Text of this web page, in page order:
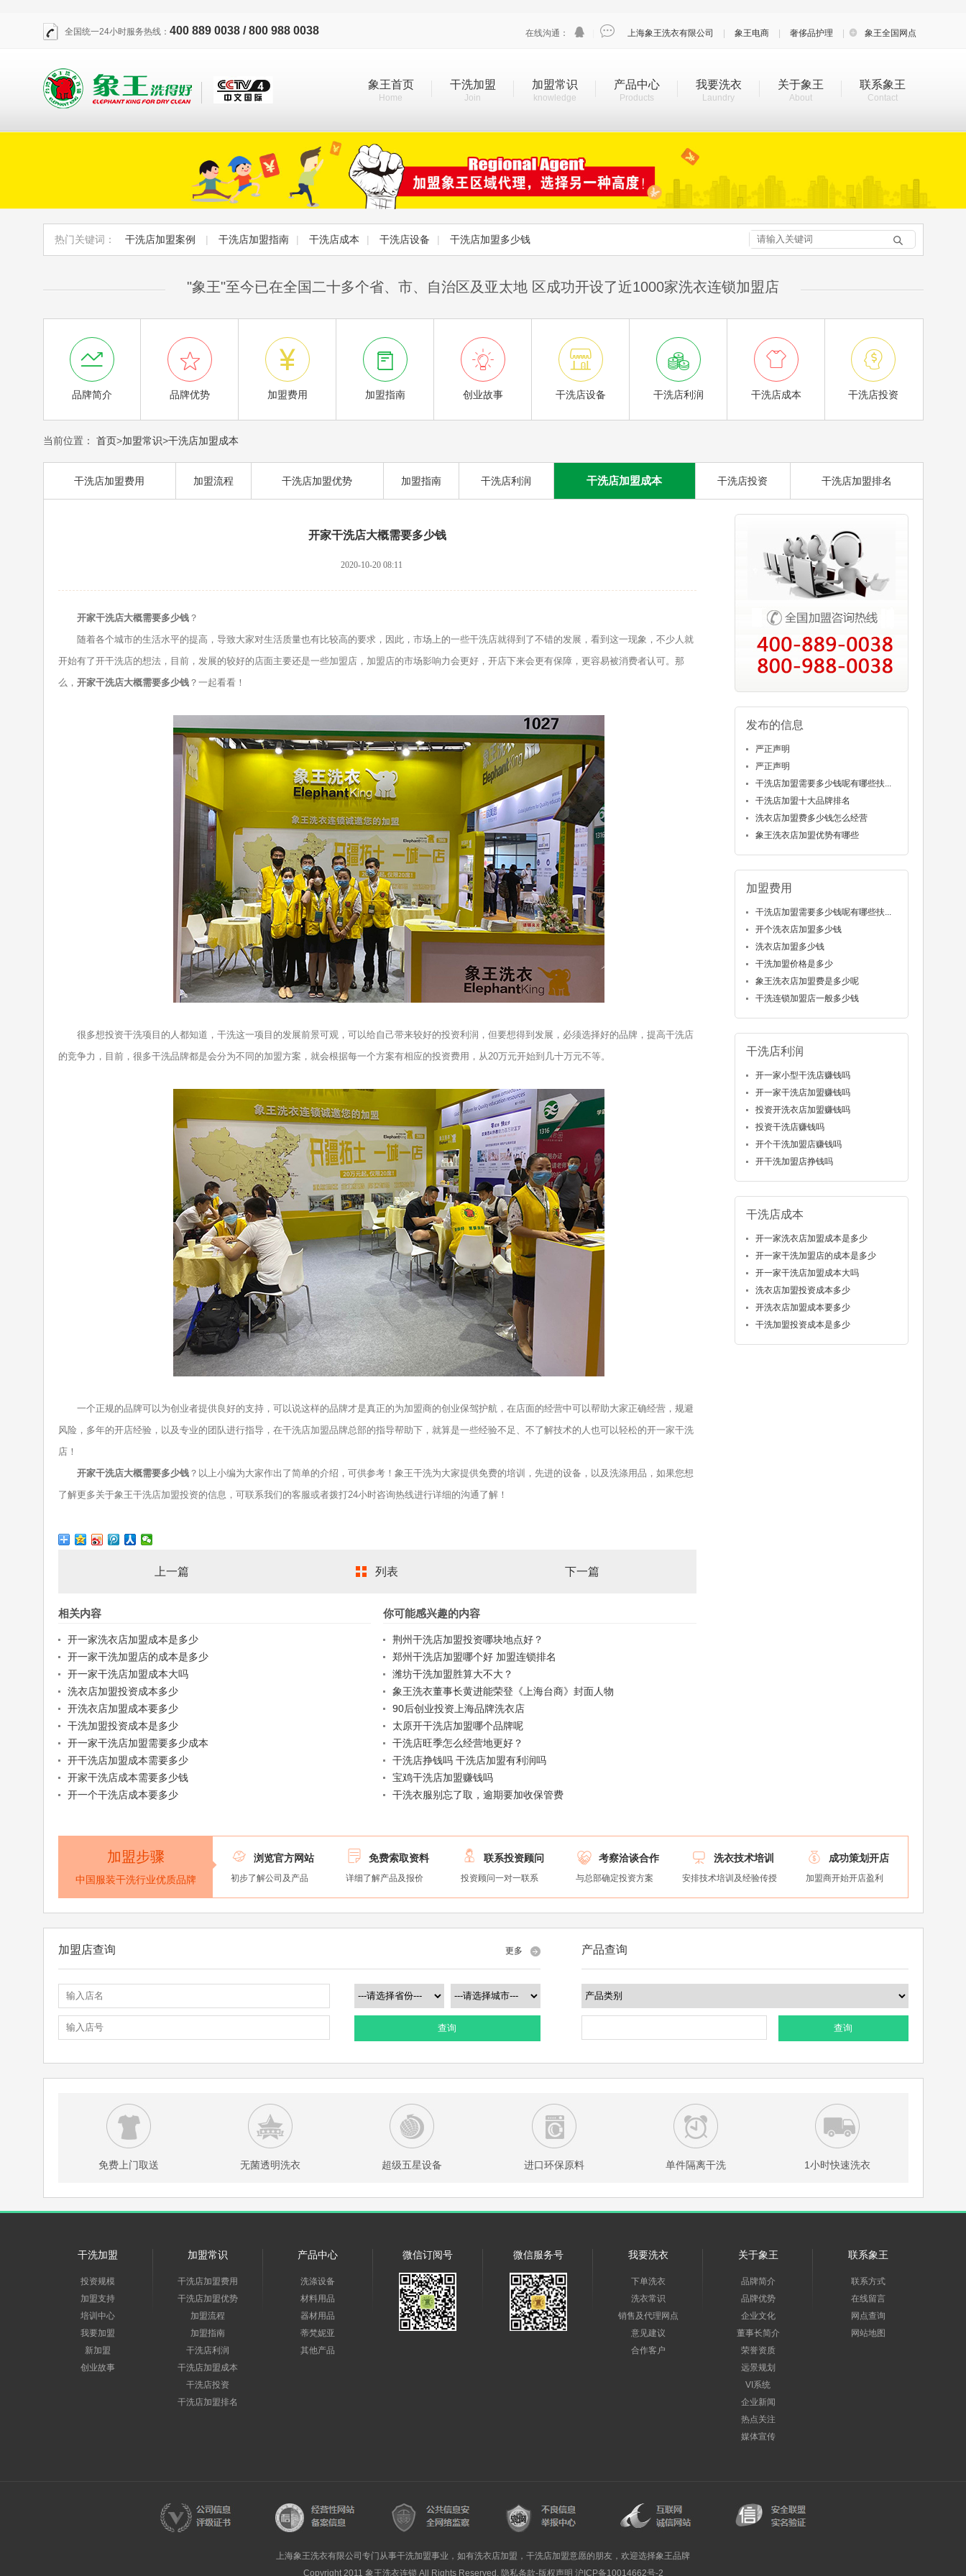
全国统一24小时服务热线： 400 889 0038 / 800 988 0038 在线沟通：   上海象王洗衣有限公司 象王电商 奢侈品护理  象王全国网点
象王首页
Home
干洗加盟
Join
加盟常识
knowledge
产品中心
Products
我要洗衣
Laundry
关于象王
About
联系象王
Contact
热门关键词： 干洗店加盟案例 | 干洗店加盟指南 | 干洗店成本 | 干洗店设备 | 干洗店加盟多少钱 
"象王"至今已在全国二十多个省、市、自治区及亚太地 区成功开设了近1000家洗衣连锁加盟店

品牌简介

品牌优势

加盟费用

加盟指南

创业故事

干洗店设备

干洗店利润

干洗店成本

干洗店投资
当前位置： 首页>加盟常识>干洗店加盟成本
干洗店加盟费用 加盟流程 干洗店加盟优势 加盟指南 干洗店利润 干洗店加盟成本 干洗店投资 干洗店加盟排名
开家干洗店大概需要多少钱
2020-10-20 08:11
开家干洗店大概需要多少钱？
随着各个城市的生活水平的提高，导致大家对生活质量也有比较高的要求，因此，市场上的一些干洗店就得到了不错的发展，看到这一现象，不少人就
开始有了开干洗店的想法，目前，发展的较好的店面主要还是一些加盟店，加盟店的市场影响力会更好，开店下来会更有保障，更容易被消费者认可。那
么， 开家干洗店大概需要多少钱？一起看看！
很多想投资干洗项目的人都知道，干洗这一项目的发展前景可观，可以给自己带来较好的投资利润，但要想得到发展，必须选择好的品牌，提高干洗店
的竞争力，目前，很多干洗品牌都是会分为不同的加盟方案，就会根据每一个方案有相应的投资费用，从20万元开始到几十万元不等。
一个正规的品牌可以为创业者提供良好的支持，可以说这样的品牌才是真正的为加盟商的创业保驾护航，在店面的经营中可以帮助大家正确经营，规避
风险，多年的开店经验，以及专业的团队进行指导，在干洗店加盟品牌总部的指导帮助下，就算是一些经验不足、不了解技术的人也可以轻松的开一家干洗
店！
开家干洗店大概需要多少钱？以上小编为大家作出了简单的介绍，可供参考！象王干洗为大家提供免费的培训，先进的设备，以及洗涤用品，如果您想
了解更多关于象王干洗店加盟投资的信息，可联系我们的客服或者拨打24小时咨询热线进行详细的沟通了解！
上一篇 列表 下一篇
相关内容
开一家洗衣店加盟成本是多少
开一家干洗加盟店的成本是多少
开一家干洗店加盟成本大吗
洗衣店加盟投资成本多少
开洗衣店加盟成本要多少
干洗加盟投资成本是多少
开一家干洗店加盟需要多少成本
开干洗店加盟成本需要多少
开家干洗店成本需要多少钱
开一个干洗店成本要多少
你可能感兴趣的内容
荆州干洗店加盟投资哪块地点好？
郑州干洗店加盟哪个好 加盟连锁排名
潍坊干洗加盟胜算大不大？
象王洗衣董事长黄进能荣登《上海台商》封面人物
90后创业投资上海品牌洗衣店
太原开干洗店加盟哪个品牌呢
干洗店旺季怎么经营地更好？
干洗店挣钱吗 干洗店加盟有利润吗
宝鸡干洗店加盟赚钱吗
干洗衣服别忘了取，逾期要加收保管费
发布的信息
严正声明
严正声明
干洗店加盟需要多少钱呢有哪些扶...
干洗店加盟十大品牌排名
洗衣店加盟费多少钱怎么经营
象王洗衣店加盟优势有哪些
加盟费用
干洗店加盟需要多少钱呢有哪些扶...
开个洗衣店加盟多少钱
洗衣店加盟多少钱
干洗加盟价格是多少
象王洗衣店加盟费是多少呢
干洗连锁加盟店一般多少钱
干洗店利润
开一家小型干洗店赚钱吗
开一家干洗店加盟赚钱吗
投资开洗衣店加盟赚钱吗
投资干洗店赚钱吗
开个干洗加盟店赚钱吗
开干洗加盟店挣钱吗
干洗店成本
开一家洗衣店加盟成本是多少
开一家干洗加盟店的成本是多少
开一家干洗店加盟成本大吗
洗衣店加盟投资成本多少
开洗衣店加盟成本要多少
干洗加盟投资成本是多少
加盟步骤
中国服装干洗行业优质品牌
 浏览官方网站
初步了解公司及产品
 免费索取资料
详细了解产品及报价
 联系投资顾问
投资顾问一对一联系
 考察洽谈合作
与总部确定投资方案
 洗衣技术培训
安排技术培训及经验传授
 成功策划开店
加盟商开始开店盈利
加盟店查询 更多
查询
产品查询
查询
免费上门取送 无菌透明洗衣 超级五星设备 进口环保原料 单件隔离干洗 1小时快速洗衣
干洗加盟
投资规模
加盟支持
培训中心
我要加盟
新加盟
创业故事
加盟常识
干洗店加盟费用
干洗店加盟优势
加盟流程
加盟指南
干洗店利润
干洗店加盟成本
干洗店投资
干洗店加盟排名
产品中心
洗涤设备
材料用品
器材用品
蒂梵妮亚
其他产品
微信订阅号 微信服务号 我要洗衣
下单洗衣
洗衣常识
销售及代理网点
意见建议
合作客户
关于象王
品牌简介
品牌优势
企业文化
董事长简介
荣誉资质
远景规划
VI系统
企业新闻
热点关注
媒体宣传
联系象王
联系方式
在线留言
网点查询
网站地图
上海象王洗衣有限公司专门从事干洗加盟事业，如有洗衣店加盟，干洗店加盟意愿的朋友，欢迎选择象王品牌
Copyright 2011 象王洗衣连锁 All Rights Reserved. 隐私条款-版权声明 沪ICP备10014662号-2